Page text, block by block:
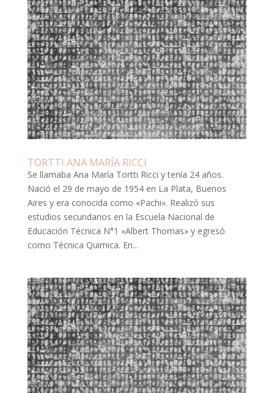
TORTTI ANA MARÍA RICCI
Se llamaba Ana María Tortti Ricci y tenía 24 años.
Nació el 29 de mayo de 1954 en La Plata, Buenos
Aires y era conocida como «Pachi». Realizó sus
estudios secundarios en la Escuela Nacional de
Educación Técnica N°1 «Albert Thomas» y egresó
como Técnica Quimica. En...